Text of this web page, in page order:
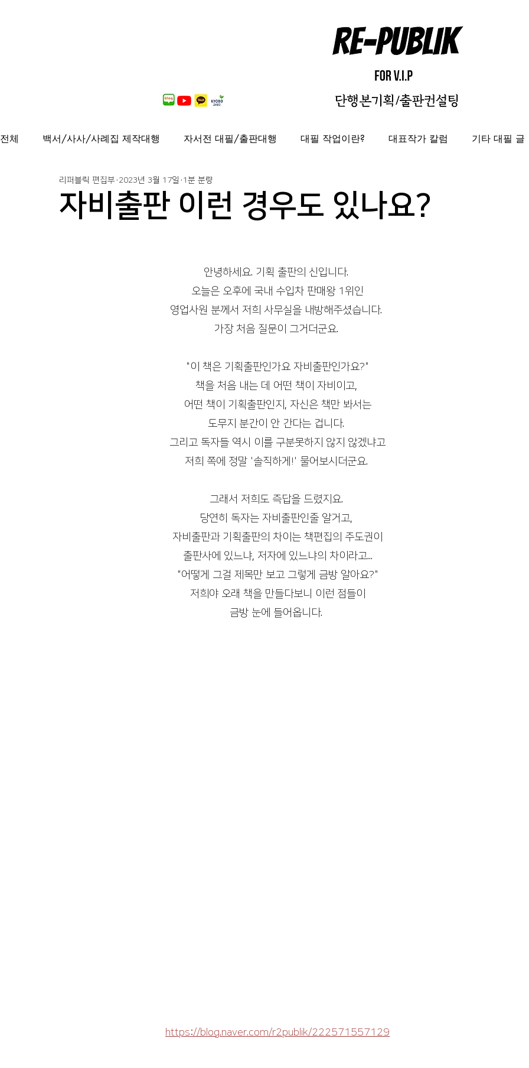
전체 백서/사사/사례집 제작대행 자서전 대필/출판대행 대필 작업이란? 대표작가 칼럼 기타 대필 글
출간도서 안내 연재중 사보/백서 제작대행
코인 투자 서적 대필출판 자서전출판
여성기업 사례집제작
자비출판 이런 경우도 있나요?
리퍼블릭 편집부 2023년 3월 17일 1분 분량
안녕하세요. 기획 출판의 신입니다.
오늘은 오후에 국내 수입차 판매왕 1위인
영업사원 분께서 저희 사무실을 내방해주셨습니다.
가장 처음 질문이 그거더군요.
"이 책은 기획출판인가요 자비출판인가요?"
책을 처음 내는 데 어떤 책이 자비이고,
어떤 책이 기획출판인지, 자신은 책만 봐서는
도무지 분간이 안 간다는 겁니다.
그리고 독자들 역시 이를 구분못하지 않지 않겠냐고
저희 쪽에 정말 '솔직하게!' 물어보시더군요.
그래서 저희도 즉답을 드렸지요.
당연히 독자는 자비출판인줄 알거고,
자비출판과 기획출판의 차이는 책편집의 주도권이
출판사에 있느냐, 저자에 있느냐의 차이라고...
"어떻게 그걸 제목만 보고 그렇게 금방 알아요?"
저희야 오래 책을 만들다보니 이런 점들이
금방 눈에 들어옵니다.
https://blog.naver.com/r2publik/222571557129